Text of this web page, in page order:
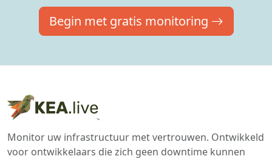
Begin met gratis monitoring
Monitor uw infrastructuur met vertrouwen. Ontwikkeld
voor ontwikkelaars die zich geen downtime kunnen